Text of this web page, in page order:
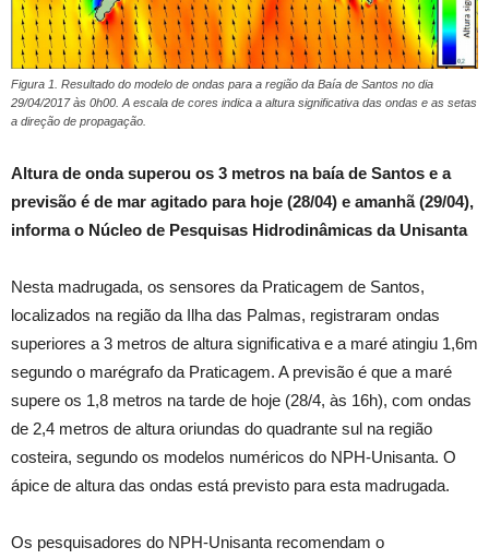
Figura 1. Resultado do modelo de ondas para a região da Baía de Santos no dia
29/04/2017 às 0h00. A escala de cores indica a altura significativa das ondas e as setas
a direção de propagação.
Altura de onda superou os 3 metros na baía de Santos e a
previsão é de mar agitado para hoje (28/04) e amanhã (29/04),
informa o Núcleo de Pesquisas Hidrodinâmicas da Unisanta
Nesta madrugada, os sensores da Praticagem de Santos,
localizados na região da Ilha das Palmas, registraram ondas
superiores a 3 metros de altura significativa e a maré atingiu 1,6m
segundo o marégrafo da Praticagem. A previsão é que a maré
supere os 1,8 metros na tarde de hoje (28/4, às 16h), com ondas
de 2,4 metros de altura oriundas do quadrante sul na região
costeira, segundo os modelos numéricos do NPH-Unisanta. O
ápice de altura das ondas está previsto para esta madrugada.
Os pesquisadores do NPH-Unisanta recomendam o